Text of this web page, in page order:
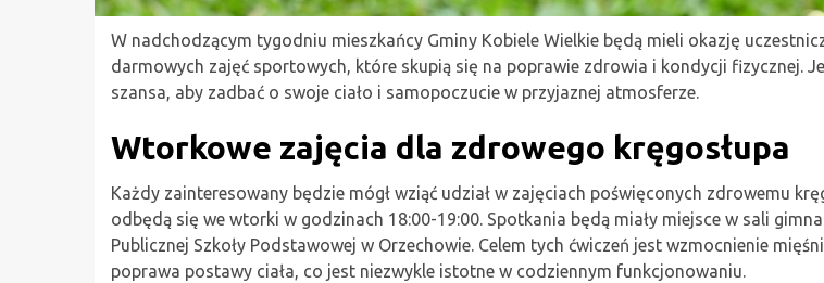
W nadchodzącym tygodniu mieszkańcy Gminy Kobiele Wielkie będą mieli okazję
darmowych zajęć sportowych, które skupią się na poprawie zdrowia i kondycji fizycznej.
szansa, aby zadbać o swoje ciało i samopoczucie w przyjaznej atmosferze.
Wtorkowe zajęcia dla zdrowego kręgosłupa
Każdy zainteresowany będzie mógł wziąć udział w zajęciach poświęconych zdrowemu
odbędą się we wtorki w godzinach 18:00-19:00. Spotkania będą miały miejsce w sali
Publicznej Szkoły Podstawowej w Orzechowie. Celem tych ćwiczeń jest wzmocnienie
poprawa postawy ciała, co jest niezwykle istotne w codziennym funkcjonowaniu.